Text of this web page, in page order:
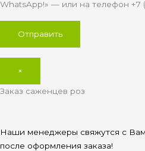
WhatsApp!» — или на телефон +7
×
Заказ саженцев роз
Наши менеджеры свяжутся с
после оформления заказа!